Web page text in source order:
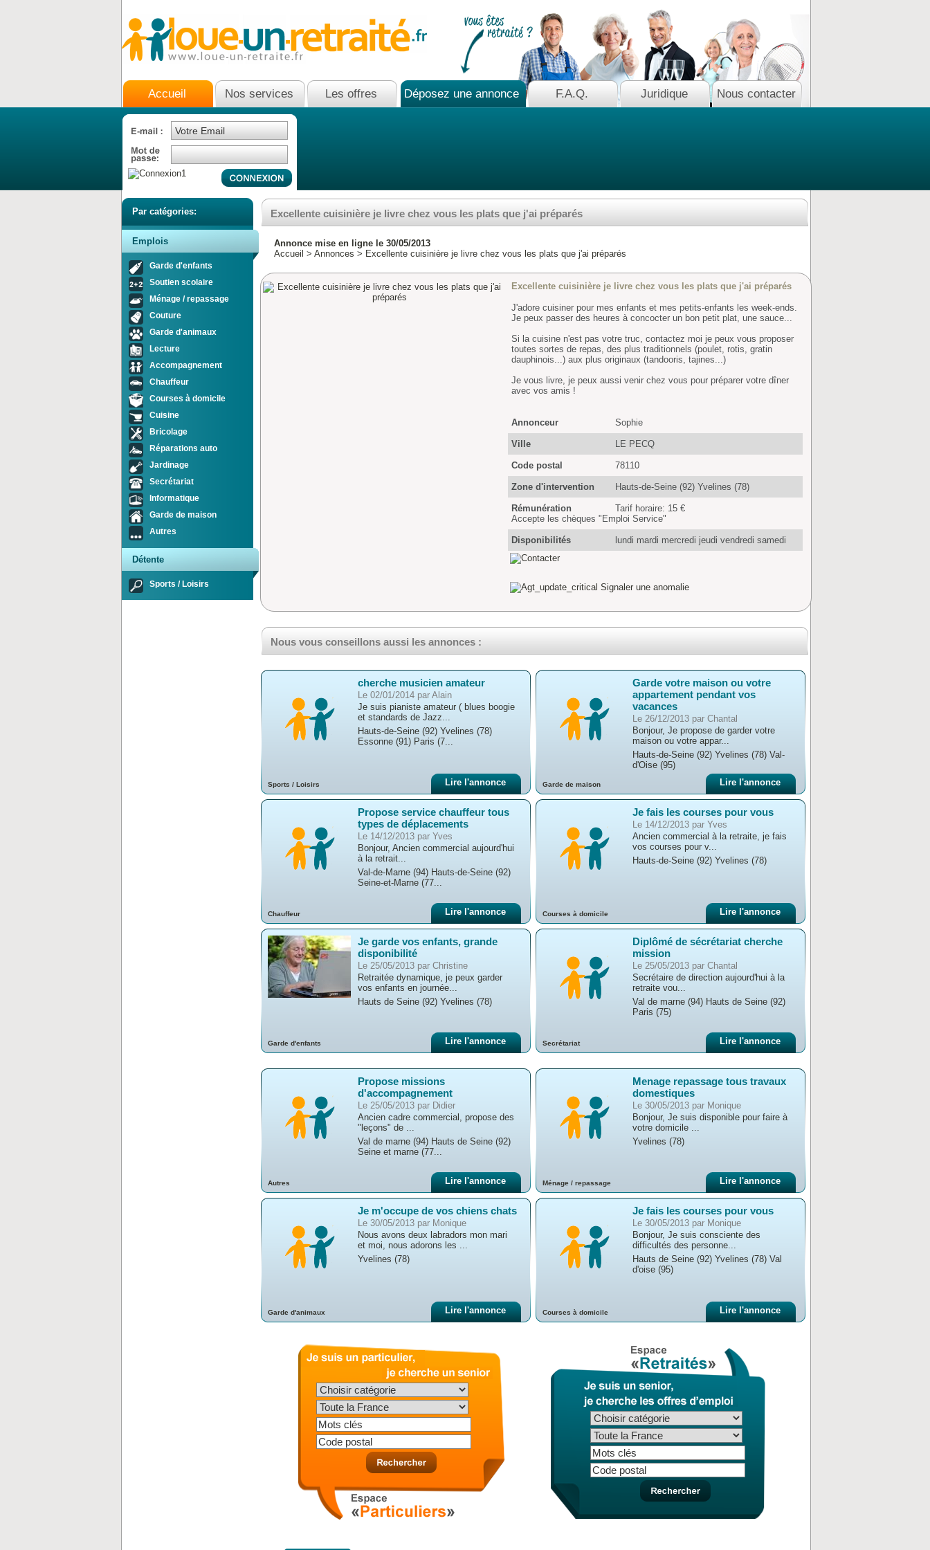
Accueil Nos services Les offres Déposez une annonce F.A.Q. Juridique Nous contacter
Par catégories:
Emplois
Garde d'enfants
Soutien scolaire
Ménage / repassage
Couture
Garde d'animaux
Lecture
Accompagnement
Chauffeur
Courses à domicile
Cuisine
Bricolage
Réparations auto
Jardinage
Secrétariat
Informatique
Garde de maison
Autres
Détente
Sports / Loisirs
Excellente cuisinière je livre chez vous les plats que j'ai préparés
Annonce mise en ligne le 30/05/2013
Accueil > Annonces > Excellente cuisinière je livre chez vous les plats que j'ai préparés
Excellente cuisinière je livre chez vous les plats que j'ai préparés
J'adore cuisiner pour mes enfants et mes petits-enfants les week-ends.
Je peux passer des heures à concocter un bon petit plat, une sauce...
Si la cuisine n'est pas votre truc, contactez moi je peux vous proposer
toutes sortes de repas, des plus traditionnels (poulet, rotis, gratin
dauphinois...) aux plus originaux (tandooris, tajines...)
Je vous livre, je peux aussi venir chez vous pour préparer votre dîner
avec vos amis !
Annonceur Sophie
Ville LE PECQ
Code postal 78110
Zone d'intervention Hauts-de-Seine (92) Yvelines (78)
Rémunération
Tarif horaire: 15 €
Accepte les chèques "Emploi Service"
Disponibilités lundi mardi mercredi jeudi vendredi samedi
Signaler une anomalie
Nous vous conseillons aussi les annonces :
Sports / Loisirs
cherche musicien amateur
Le 02/01/2014 par Alain
Je suis pianiste amateur ( blues boogie
et standards de Jazz...
Hauts-de-Seine (92) Yvelines (78)
Essonne (91) Paris (7...
Lire l'annonce Garde de maison
Garde votre maison ou votre
appartement pendant vos
vacances
Le 26/12/2013 par Chantal
Bonjour, Je propose de garder votre
maison ou votre appar...
Hauts-de-Seine (92) Yvelines (78) Val-
d'Oise (95)
Lire l'annonce
Chauffeur
Propose service chauffeur tous
types de déplacements
Le 14/12/2013 par Yves
Bonjour, Ancien commercial aujourd'hui
à la retrait...
Val-de-Marne (94) Hauts-de-Seine (92)
Seine-et-Marne (77...
Lire l'annonce Courses à domicile
Je fais les courses pour vous
Le 14/12/2013 par Yves
Ancien commercial à la retraite, je fais
vos courses pour v...
Hauts-de-Seine (92) Yvelines (78)
Lire l'annonce
Garde d'enfants
Je garde vos enfants, grande
disponibilité
Le 25/05/2013 par Christine
Retraitée dynamique, je peux garder
vos enfants en journée...
Hauts de Seine (92) Yvelines (78)
Lire l'annonce Secrétariat
Diplômé de sécrétariat cherche
mission
Le 25/05/2013 par Chantal
Secrétaire de direction aujourd'hui à la
retraite vou...
Val de marne (94) Hauts de Seine (92)
Paris (75)
Lire l'annonce
Autres
Propose missions
d'accompagnement
Le 25/05/2013 par Didier
Ancien cadre commercial, propose des
"leçons" de ...
Val de marne (94) Hauts de Seine (92)
Seine et marne (77...
Lire l'annonce Ménage / repassage
Menage repassage tous travaux
domestiques
Le 30/05/2013 par Monique
Bonjour, Je suis disponible pour faire à
votre domicile ...
Yvelines (78)
Lire l'annonce
Garde d'animaux
Je m'occupe de vos chiens chats
Le 30/05/2013 par Monique
Nous avons deux labradors mon mari
et moi, nous adorons les ...
Yvelines (78)
Lire l'annonce Courses à domicile
Je fais les courses pour vous
Le 30/05/2013 par Monique
Bonjour, Je suis consciente des
difficultés des personne...
Hauts de Seine (92) Yvelines (78) Val
d'oise (95)
Lire l'annonce